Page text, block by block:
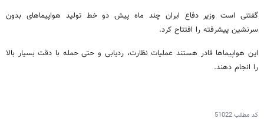
گفتنی است وزیر دفاع ایران چند ماه پیش دو خط تولید هواپیماهای بدون
سرنشین پیشرفته را افتتاح کرد.
این هواپیماها قادر هستند عملیات نظارت، ردیابی و حتی حمله با دقت بسیار بالا
را انجام دهند.
کد مطلب51022